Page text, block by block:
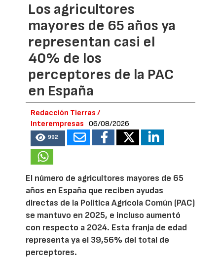
Los agricultores
mayores de 65 años ya
representan casi el
40% de los
perceptores de la PAC
en España
Redacción Tierras /
Interempresas
06/08/2026
992
El número de agricultores mayores de 65
años en España que reciben ayudas
directas de la Política Agrícola Común (PAC)
se mantuvo en 2025, e incluso aumentó
con respecto a 2024. Esta franja de edad
representa ya el 39,56% del total de
perceptores.